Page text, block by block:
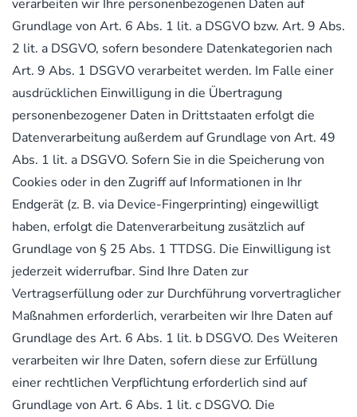
verarbeiten wir Ihre personenbezogenen Daten auf
Grundlage von Art. 6 Abs. 1 lit. a DSGVO bzw. Art. 9 Abs.
2 lit. a DSGVO, sofern besondere Datenkategorien nach
Art. 9 Abs. 1 DSGVO verarbeitet werden. Im Falle einer
ausdrücklichen Einwilligung in die Übertragung
personenbezogener Daten in Drittstaaten erfolgt die
Datenverarbeitung außerdem auf Grundlage von Art. 49
Abs. 1 lit. a DSGVO. Sofern Sie in die Speicherung von
Cookies oder in den Zugriff auf Informationen in Ihr
Endgerät (z. B. via Device-Fingerprinting) eingewilligt
haben, erfolgt die Datenverarbeitung zusätzlich auf
Grundlage von § 25 Abs. 1 TTDSG. Die Einwilligung ist
jederzeit widerrufbar. Sind Ihre Daten zur
Vertragserfüllung oder zur Durchführung vorvertraglicher
Maßnahmen erforderlich, verarbeiten wir Ihre Daten auf
Grundlage des Art. 6 Abs. 1 lit. b DSGVO. Des Weiteren
verarbeiten wir Ihre Daten, sofern diese zur Erfüllung
einer rechtlichen Verpflichtung erforderlich sind auf
Grundlage von Art. 6 Abs. 1 lit. c DSGVO. Die